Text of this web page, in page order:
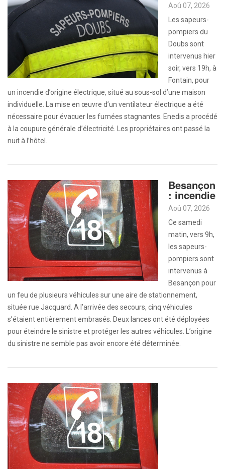
Aoû 07, 2026
Les sapeurs-
pompiers du
Doubs sont
intervenus hier
soir, vers 19h, à
Fontain, pour
un incendie d’origine électrique, situé au sous-sol d’une maison
individuelle. La mise en œuvre d’un ventilateur électrique a été
nécessaire pour évacuer les fumées stagnantes. Enedis a procédé
à la coupure générale d’électricité. Les propriétaires ont passé la
nuit à l’hôtel.
Besançon
: incendie
Aoû 07, 2026
Ce samedi
matin, vers 9h,
les sapeurs-
pompiers sont
intervenus à
Besançon pour
un feu de plusieurs véhicules sur une aire de stationnement,
située rue Jacquard. A l’arrivée des secours, cinq véhicules
s’étaient entièrement embrasés. Deux lances ont été déployées
pour éteindre le sinistre et protéger les autres véhicules. L’origine
du sinistre ne semble pas avoir encore été déterminée.